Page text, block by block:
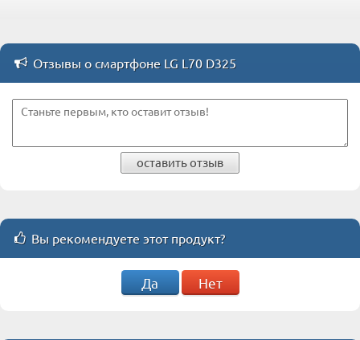
Отзывы о смартфоне LG L70 D325
оставить отзыв
Вы рекомендуете этот продукт?
Да Нет